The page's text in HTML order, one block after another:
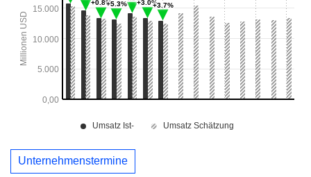
Unternehmenstermine